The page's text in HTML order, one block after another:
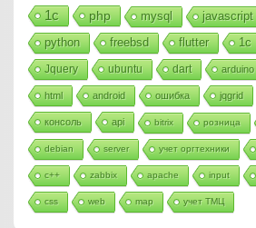
1с php mysql javascript
python freebsd flutter 1c
Jquery ubuntu dart arduino
html android ошибка jqgrid
консоль api bitrix розница
debian server учет оргтехники
c++ zabbix apache input
css web map учет ТМЦ